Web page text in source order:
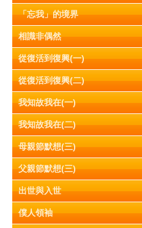
「忘我」的境界
相識非偶然
從復活到復興(一)
從復活到復興(二)
我知故我在(一)
我知故我在(二)
母親節默想(三)
父親節默想(三)
出世與入世
僕人領袖